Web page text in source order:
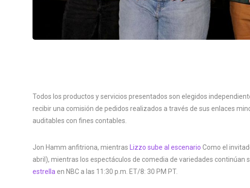
Todos los productos y servicios presentados son elegidos
recibir una comisión de pedidos realizados a través de sus enlaces
auditables con fines contables.
Jon Hamm anfitriona, mientras Lizzo sube al escenario Como el
abril), mientras los espectáculos de comedia de variedades continúan
estrella en NBC a las 11:30 p.m. ET/8: 30 PM PT.